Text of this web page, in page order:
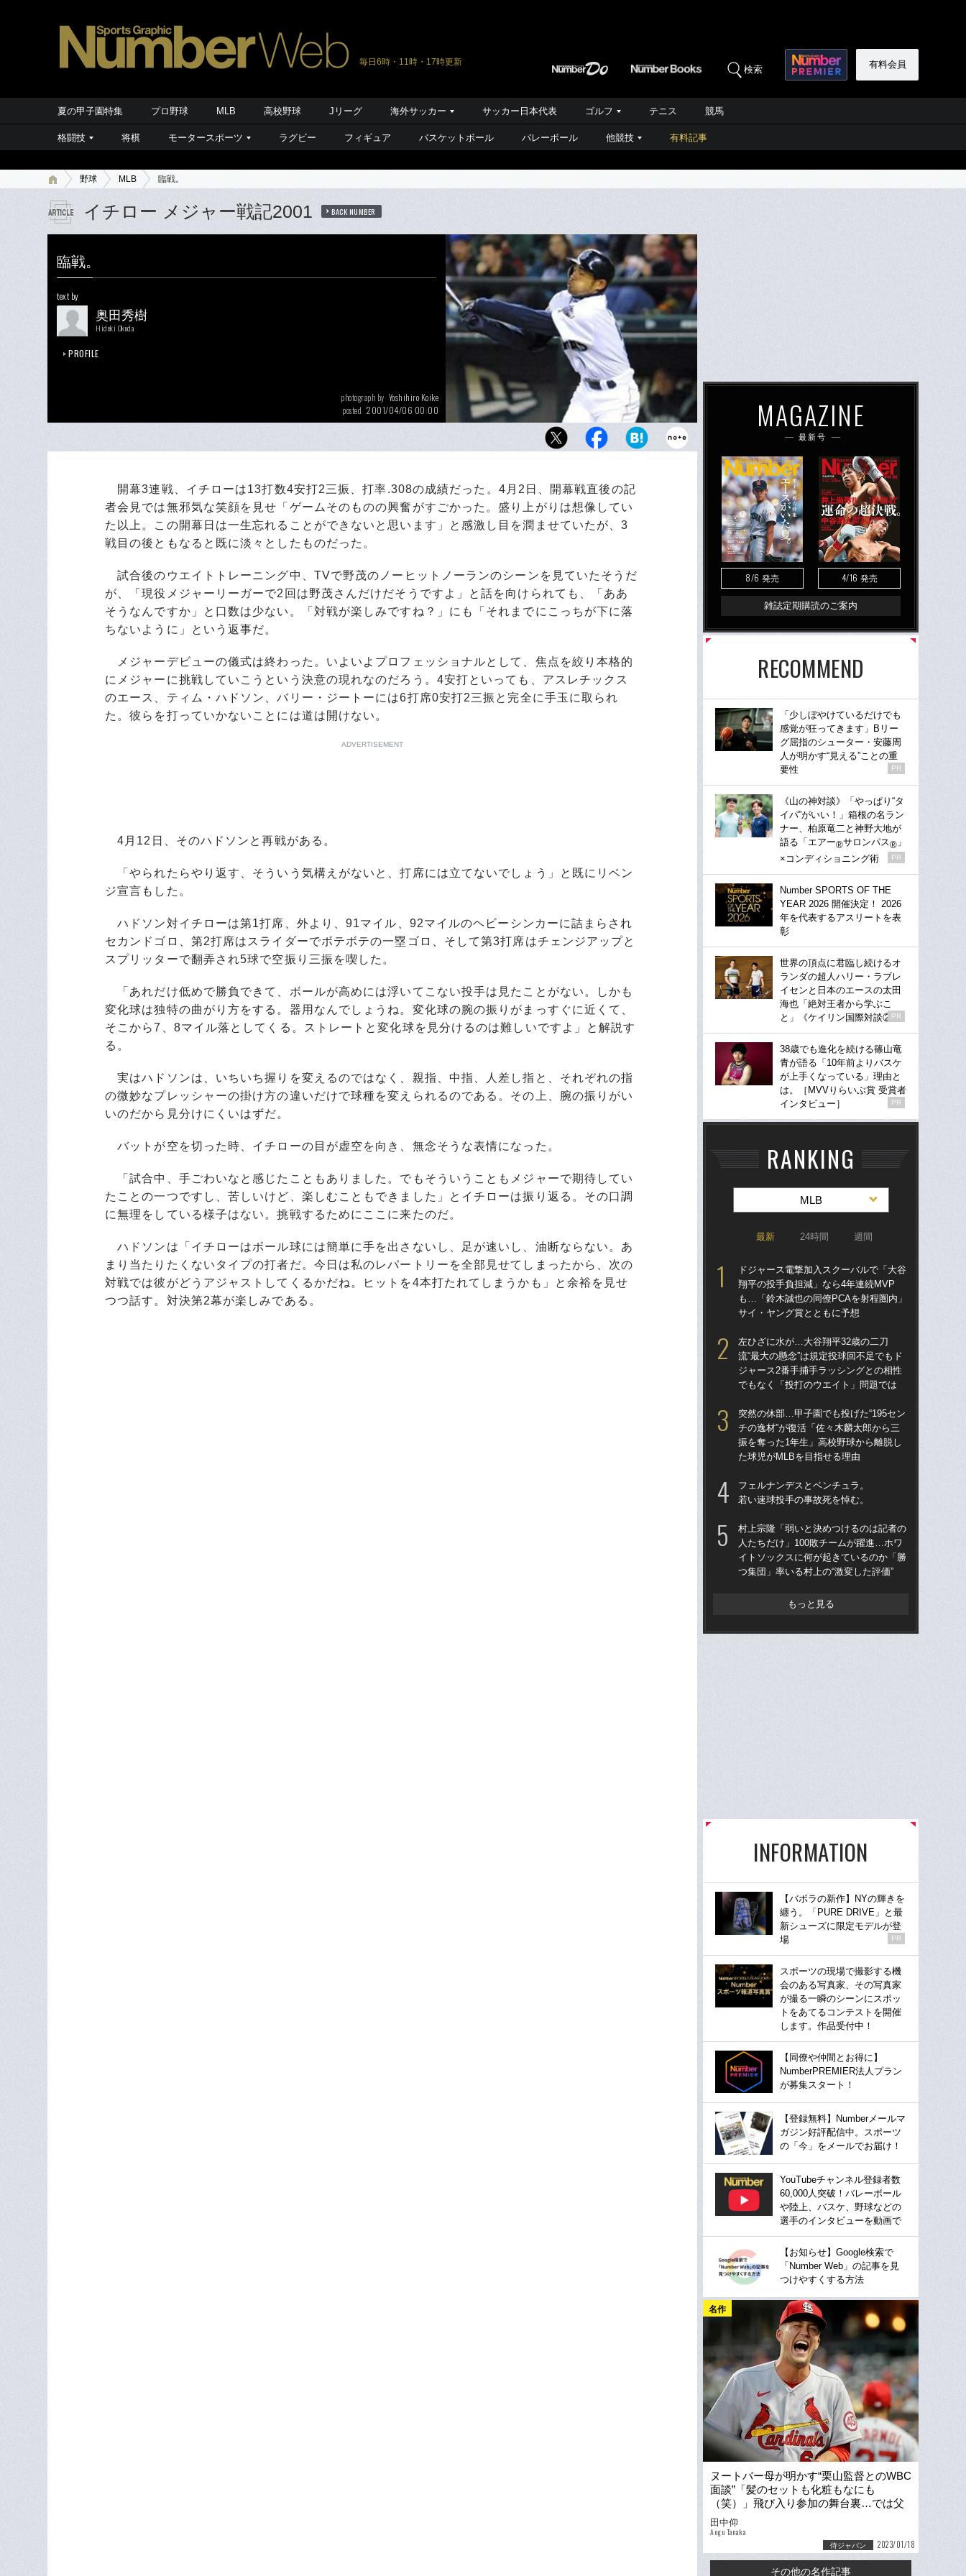
毎日6時・11時・17時更新
検索 有料会員
夏の甲子園特集 プロ野球 MLB 高校野球 Jリーグ 海外サッカー サッカー日本代表 ゴルフ テニス 競馬
格闘技 将棋 モータースポーツ ラグビー フィギュア バスケットボール バレーボール 他競技 有料記事
野球 MLB 臨戦。
イチロー メジャー戦記2001 BACK NUMBER
臨戦。
text by
奥田秀樹
Hideki Okuda
PROFILE
photograph by Yoshihiro Koike
posted 2001/04/06 00:00
開幕3連戦、イチローは13打数4安打2三振、打率.308の成績だった。4月2日、開幕戦直後の記
者会見では無邪気な笑顔を見せ「ゲームそのものの興奮がすごかった。盛り上がりは想像してい
た以上。この開幕日は一生忘れることができないと思います」と感激し目を潤ませていたが、3
戦目の後ともなると既に淡々としたものだった。
試合後のウエイトトレーニング中、TVで野茂のノーヒットノーランのシーンを見ていたそうだ
が、「現役メジャーリーガーで2回は野茂さんだけだそうですよ」と話を向けられても、「ああ
そうなんですか」と口数は少ない。「対戦が楽しみですね？」にも「それまでにこっちが下に落
ちないように」という返事だ。
メジャーデビューの儀式は終わった。いよいよプロフェッショナルとして、焦点を絞り本格的
にメジャーに挑戦していこうという決意の現れなのだろう。4安打といっても、アスレチックス
のエース、ティム・ハドソン、バリー・ジートーには6打席0安打2三振と完全に手玉に取られ
た。彼らを打っていかないことには道は開けない。
ADVERTISEMENT
4月12日、そのハドソンと再戦がある。
「やられたらやり返す、そういう気構えがないと、打席には立てないでしょう」と既にリベン
ジ宣言もした。
ハドソン対イチローは第1打席、外より、91マイル、92マイルのヘビーシンカーに詰まらされ
セカンドゴロ、第2打席はスライダーでボテボテの一塁ゴロ、そして第3打席はチェンジアップと
スプリッターで翻弄され5球で空振り三振を喫した。
「あれだけ低めで勝負できて、ボールが高めには浮いてこない投手は見たことがない。しかも
変化球は独特の曲がり方をする。器用なんでしょうね。変化球の腕の振りがまっすぐに近くて、
そこから7、8マイル落としてくる。ストレートと変化球を見分けるのは難しいですよ」と解説す
る。
実はハドソンは、いちいち握りを変えるのではなく、親指、中指、人差し指と、それぞれの指
の微妙なプレッシャーの掛け方の違いだけで球種を変えられるのである。その上、腕の振りがい
いのだから見分けにくいはずだ。
バットが空を切った時、イチローの目が虚空を向き、無念そうな表情になった。
「試合中、手ごわいなと感じたこともありました。でもそういうこともメジャーで期待してい
たことの一つですし、苦しいけど、楽しむこともできました」とイチローは振り返る。その口調
に無理をしている様子はない。挑戦するためにここに来たのだ。
ハドソンは「イチローはボール球には簡単に手を出さないし、足が速いし、油断ならない。あ
まり当たりたくないタイプの打者だ。今日は私のレパートリーを全部見せてしまったから、次の
対戦では彼がどうアジャストしてくるかだね。ヒットを4本打たれてしまうかも」と余裕を見せ
つつ話す。対決第2幕が楽しみである。
MAGAZINE
最新号
8/6 発売 4/16 発売
雑誌定期購読のご案内
RECOMMEND
「少しぼやけているだけでも
感覚が狂ってきます」Bリー
グ屈指のシューター・安藤周
人が明かす“見える”ことの重
要性
PR
《山の神対談》「やっぱり“タ
イパ”がいい！」箱根の名ラン
ナー、柏原竜二と神野大地が
語る「エアー®サロンパス® 」
×コンディショニング術
PR
Number SPORTS OF THE
YEAR 2026 開催決定！ 2026
年を代表するアスリートを表
彰
世界の頂点に君臨し続けるオ
ランダの超人ハリー・ラブレ
イセンと日本のエースの太田
海也「絶対王者から学ぶこ
と」《ケイリン国際対談②》
PR
38歳でも進化を続ける篠山竜
青が語る「10年前よりバスケ
が上手くなっている」理由と
は。［MVVりらいぶ賞 受賞者
インタビュー］
PR
RANKING
MLB
最新 24時間 週間
ドジャース電撃加入スクーバルで「大谷
翔平の投手負担減」なら4年連続MVP
も…「鈴木誠也の同僚PCAを射程圏内」
サイ・ヤング賞とともに予想
左ひざに水が…大谷翔平32歳の二刀
流“最大の懸念”は規定投球回不足でもド
ジャース2番手捕手ラッシングとの相性
でもなく「投打のウエイト」問題では
突然の休部…甲子園でも投げた“195セン
チの逸材”が復活「佐々木麟太郎から三
振を奪った1年生」高校野球から離脱し
た球児がMLBを目指せる理由
フェルナンデスとベンチュラ。
若い速球投手の事故死を悼む。
村上宗隆「弱いと決めつけるのは記者の
人たちだけ」100敗チームが躍進…ホワ
イトソックスに何が起きているのか「勝
つ集団」率いる村上の“激変した評価”
もっと見る
INFORMATION
【バボラの新作】NYの輝きを
纏う。「PURE DRIVE」と最
新シューズに限定モデルが登
場
PR
スポーツの現場で撮影する機
会のある写真家、その写真家
が撮る一瞬のシーンにスポッ
トをあてるコンテストを開催
します。作品受付中！
【同僚や仲間とお得に】
NumberPREMIER法人プラン
が募集スタート！
【登録無料】Numberメールマ
ガジン好評配信中。スポーツ
の「今」をメールでお届け！
YouTubeチャンネル登録者数
60,000人突破！バレーボール
や陸上、バスケ、野球などの
選手のインタビューを動画で
【お知らせ】Google検索で
「Number Web」の記事を見
つけやすくする方法
名作
ヌートバー母が明かす“栗山監督とのWBC
面談”「髪のセットも化粧もなにも
（笑）」飛び入り参加の舞台裏…では父
が考える「適正打順」は？
田中仰
Aogu Tanaka
侍ジャパン 2023/01/18
その他の名作記事